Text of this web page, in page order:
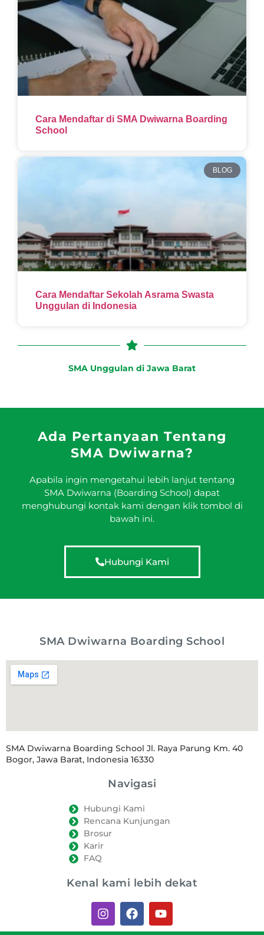
Cara Mendaftar di SMA Dwiwarna Boarding
School
BLOG
Cara Mendaftar Sekolah Asrama Swasta
Unggulan di Indonesia
SMA Unggulan di Jawa Barat
Ada Pertanyaan Tentang
SMA Dwiwarna?
Apabila ingin mengetahui lebih lanjut tentang
SMA Dwiwarna (Boarding School) dapat
menghubungi kontak kami dengan klik tombol di
bawah ini.
Hubungi Kami
SMA Dwiwarna Boarding School
SMA Dwiwarna Boarding School Jl. Raya Parung Km. 40
Bogor, Jawa Barat, Indonesia 16330
Navigasi
Hubungi Kami
Rencana Kunjungan
Brosur
Karir
FAQ
Kenal kami lebih dekat